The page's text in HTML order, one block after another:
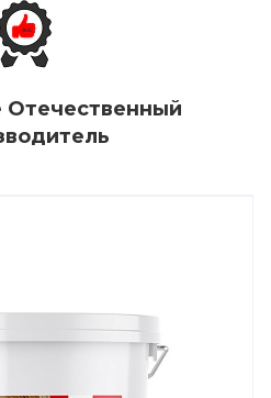
Отечественный